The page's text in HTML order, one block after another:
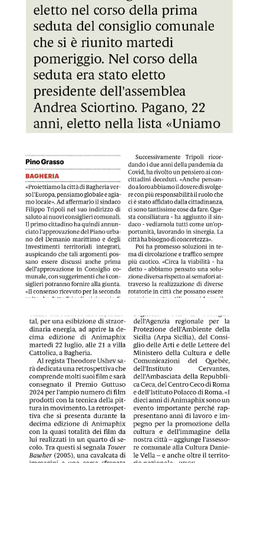
GDS 04/07/2024 Demanio marittimo a Bagheria, Tripoli:
GDS 04/07/2024 Le opere di Ushev nelle note di Sollima